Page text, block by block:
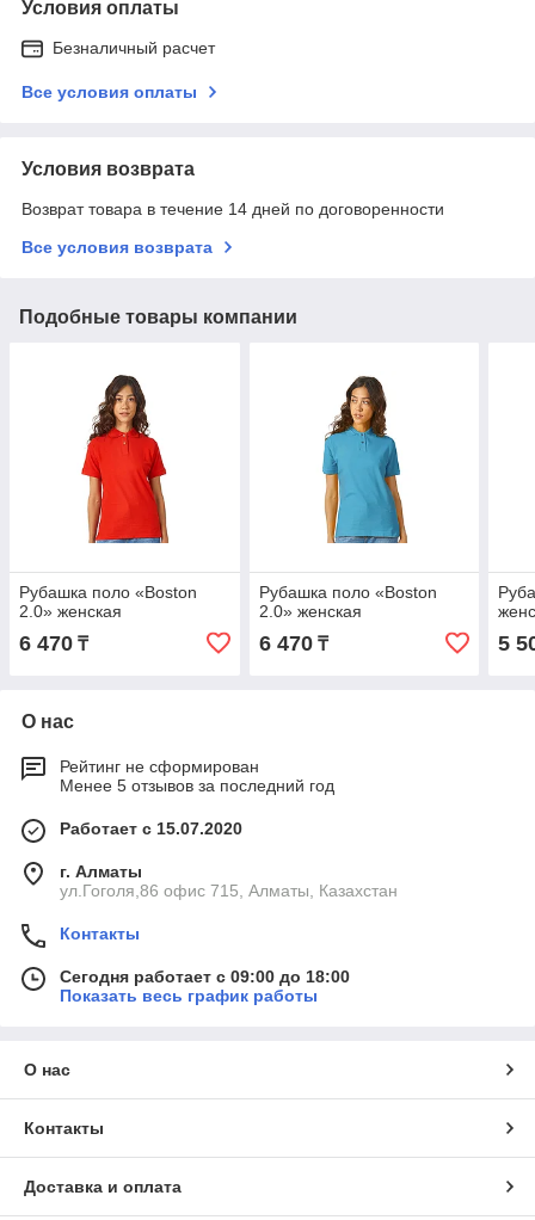
Условия оплаты
Безналичный расчет
Все условия оплаты
Условия возврата
Возврат товара в течение 14 дней по договоренности
Все условия возврата
Подобные товары компании
Рубашка поло «Boston
2.0» женская
6 470 ₸
Рубашка поло «Boston
2.0» женская
6 470₸ 5
О нас
Рейтинг не сформирован
Менее 5 отзывов за последний год
Работает с 15.07.2020
г. Алматы
ул.Гоголя,86 офис 715, Алматы, Казахстан
Контакты
Сегодня работает с 09:00 до 18:00
Показать весь график работы
О нас
Контакты
Доставка и оплата